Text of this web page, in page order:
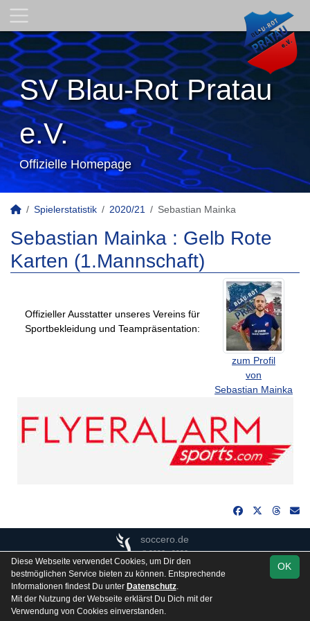
SV Blau-Rot Pratau
e.V.
Offizielle Homepage
Spielerstatistik 2020/21 Sebastian Mainka
Sebastian Mainka : Gelb Rote
Karten (1.Mannschaft)
zum Profil
von
Sebastian Mainka
Offizieller Ausstatter unseres Vereins für
Sportbekleidung und Teampräsentation:
soccero.de
© 2006 - 2026
Besucherstatistik Kontakt Impressum
Gästebuch
Datenschutz
OK
Diese Webseite verwendet Cookies, um Dir den
bestmöglichen Service bieten zu können. Entsprechende
Informationen findest Du unter Datenschutz.
Mit der Nutzung der Webseite erklärst Du Dich mit der
Verwendung von Cookies einverstanden.